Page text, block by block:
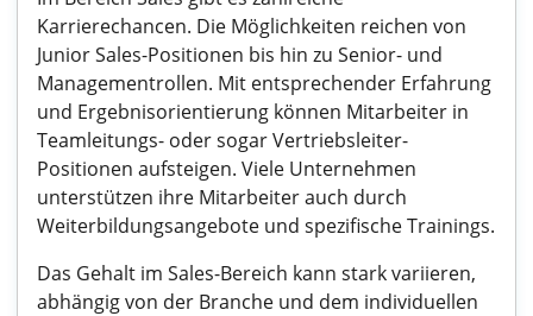
Karrierechancen. Die Möglichkeiten reichen von
Junior Sales-Positionen bis hin zu Senior- und
Managementrollen. Mit entsprechender Erfahrung
und Ergebnisorientierung können Mitarbeiter in
Teamleitungs- oder sogar Vertriebsleiter-
Positionen aufsteigen. Viele Unternehmen
unterstützen ihre Mitarbeiter auch durch
Weiterbildungsangebote und spezifische Trainings.
Das Gehalt im Sales-Bereich kann stark variieren,
abhängig von der Branche und dem individuellen